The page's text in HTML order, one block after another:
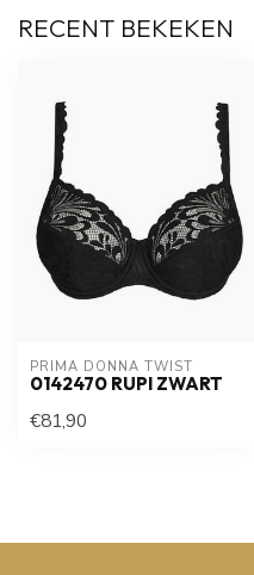
RECENT BEKEKEN
PRIMA DONNA TWIST
0142470 RUPI ZWART
€81,90